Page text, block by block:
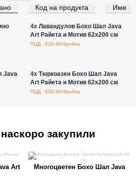
Код на продукта Име
Влезте за цени на едро
4xЛавандулов Бохо Шал Java
Art Райета и Мотив 62x200 см
ПЦД : €20.60/бройка
Java
4xТюркоазен Бохо Шал Java
Art Райета и Мотив 62x200 см
ПЦД : €20.60/бройка
закупили
Art
Многоцветен Бохо Шал Java